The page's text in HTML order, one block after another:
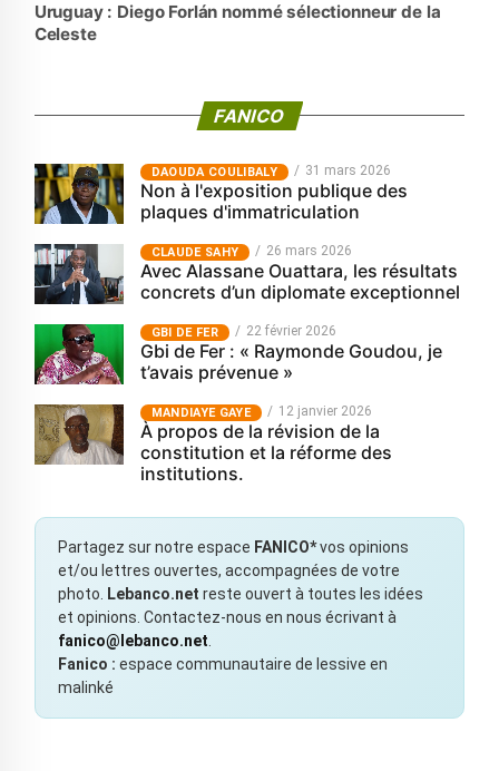
Uruguay : Diego Forlán nommé sélectionneur de la
Celeste
FANICO
‎DAOUDA COULIBALY 31 mars 2026
Non à l'exposition publique des
plaques d'immatriculation
CLAUDE SAHY 26 mars 2026
Avec Alassane Ouattara, les résultats
concrets d’un diplomate exceptionnel
GBI DE FER 22 février 2026
Gbi de Fer : « Raymonde Goudou, je
t’avais prévenue »
MANDIAYE GAYE 12 janvier 2026
À propos de la révision de la
constitution et la réforme des
institutions.
Partagez sur notre espace FANICO*vos opinions
et/ou lettres ouvertes, accompagnées de votre
photo.
Lebanco.net reste ouvert à toutes les idées
et opinions. Contactez-nous en nous écrivant à
fanico@lebanco.net
Fanico : espace communautaire de lessive en
malinké